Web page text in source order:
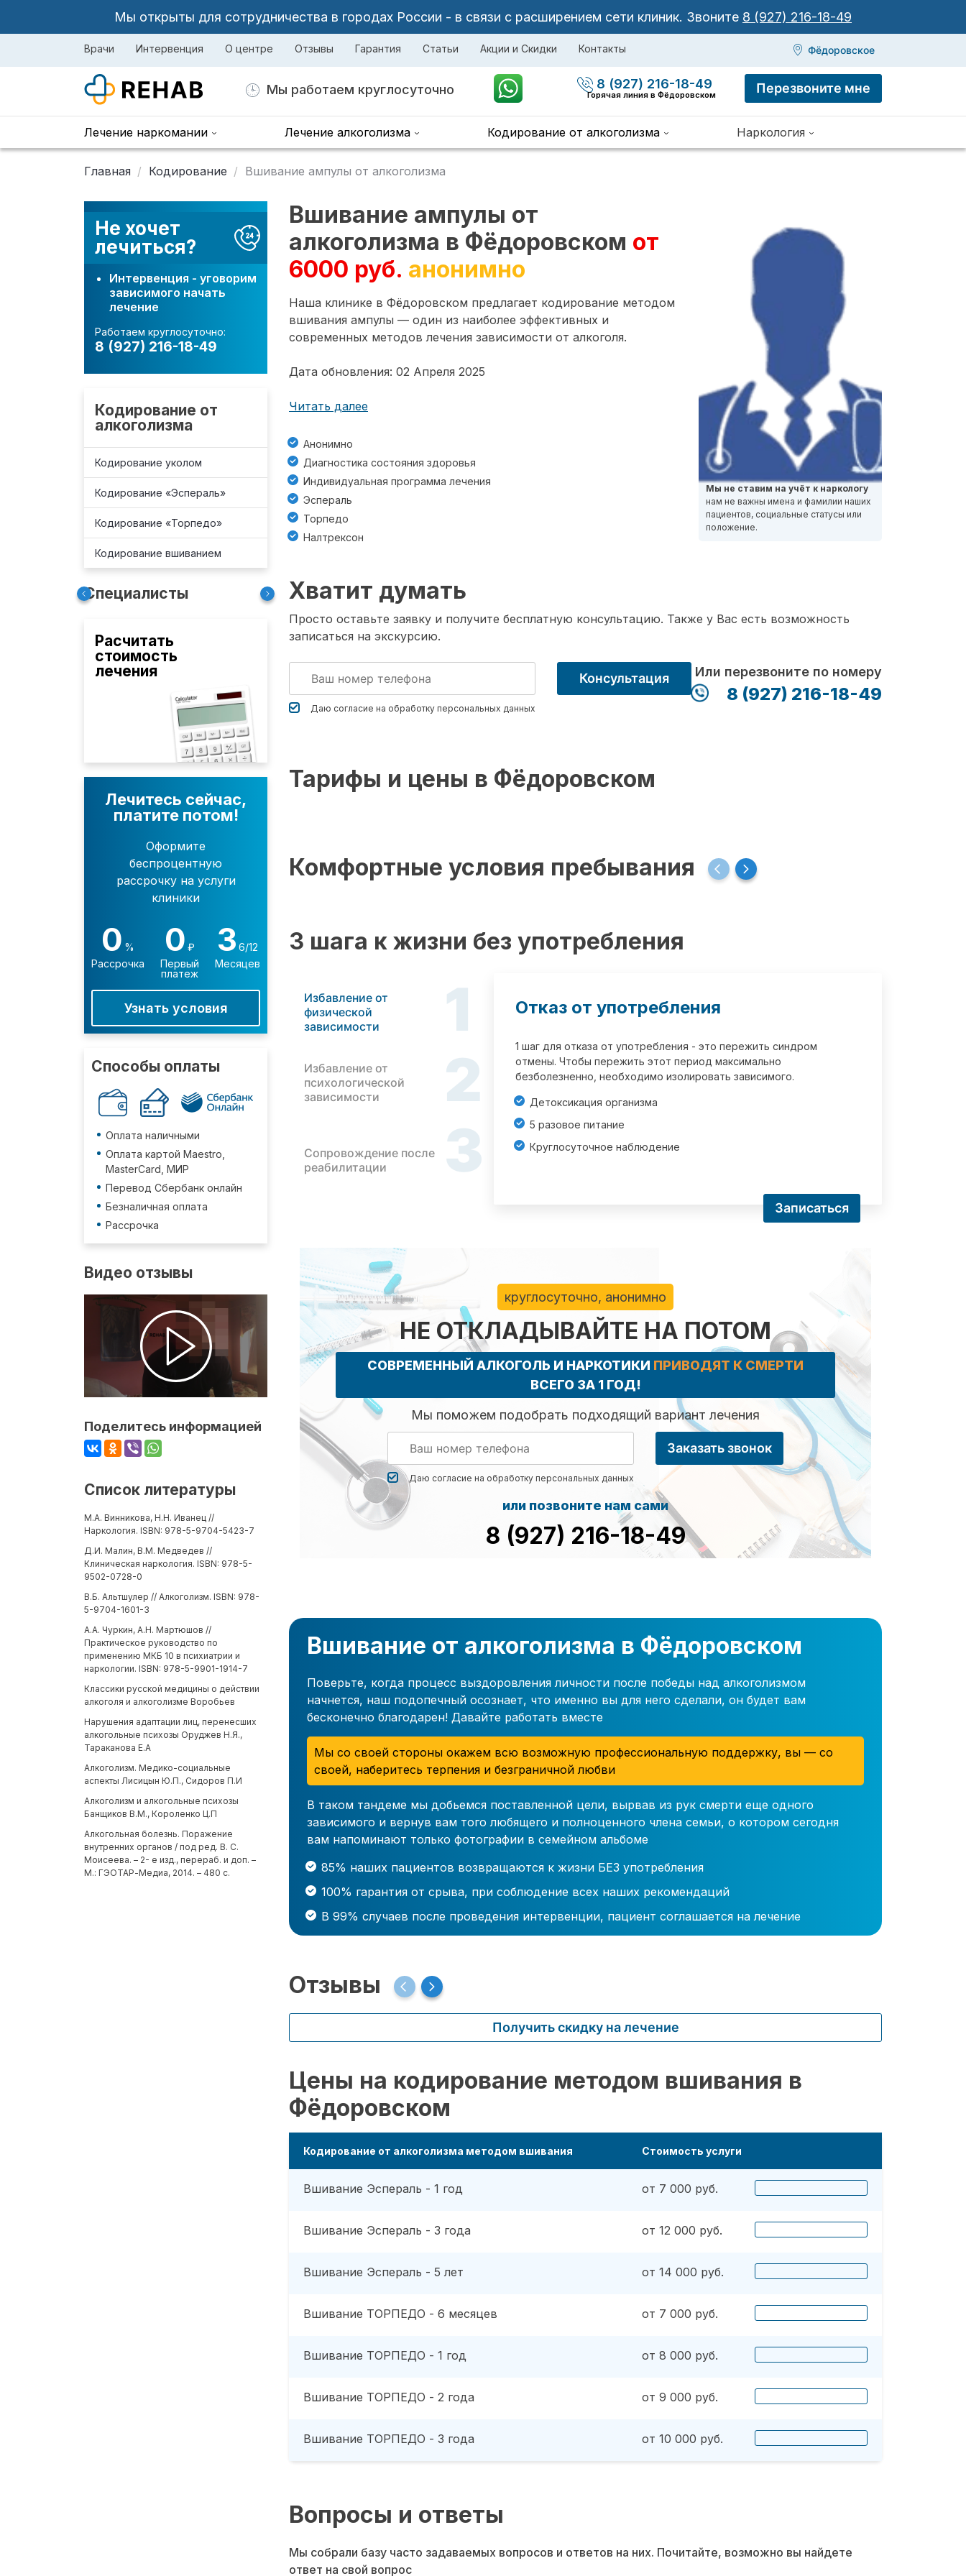
Мы открыты для сотрудничества в городах России - в связи с расширением сети клиник. Звоните 8 (927) 216-18-49
Врачи Интервенция О центре Отзывы Гарантия Статьи Акции и Скидки Контакты Фёдоровское
Мы работаем круглосуточно 8 (927) 216-18-49
Горячая линия в Фёдоровском Перезвоните мне
Лечение наркомании Лечение алкоголизма Кодирование от алкоголизма Наркология
Главная Кодирование Вшивание ампулы от алкоголизма
Не хочет
лечиться?
Интервенция - уговорим
зависимого начать
лечение
Работаем круглосуточно:
8 (927) 216-18-49
Кодирование от
алкоголизма
Кодирование уколом
Кодирование «Эспераль»
Кодирование «Торпедо»
Кодирование вшиванием
Специалисты
Расчитать
стоимость
лечения
Лечитесь сейчас,
платите потом!
Оформите
беспроцентную
рассрочку на услуги
клиники
0 %
Рассрочка
0 ₽
Первый
платеж
3 6/12
Месяцев
Узнать условия
Способы оплаты
Оплата наличными
Оплата картой Maestro,
MasterCard, МИР
Перевод Сбербанк онлайн
Безналичная оплата
Рассрочка
Видео отзывы
Поделитесь информацией
Список литературы
М.А. Винникова, Н.Н. Иванец //
Наркология. ISBN: 978-5-9704-5423-7
Д.И. Малин, В.М. Медведев //
Клиническая наркология. ISBN: 978-5-
9502-0728-0
В.Б. Альтшулер // Алкоголизм. ISBN: 978-
5-9704-1601-3
А.А. Чуркин, А.Н. Мартюшов //
Практическое руководство по
применению МКБ 10 в психиатрии и
наркологии. ISBN: 978-5-9901-1914-7
Классики русской медицины о действии
алкоголя и алкоголизме Воробьев
Нарушения адаптации лиц, перенесших
алкогольные психозы Оруджев Н.Я.,
Тараканова Е.А
Алкоголизм. Медико-социальные
аспекты Лисицын Ю.П., Сидоров П.И
Алкоголизм и алкогольные психозы
Банщиков В.М., Короленко Ц.П
Алкогольная болезнь. Поражение
внутренних органов / под ред. В. С.
Моисеева. – 2- е изд., перераб. и доп. –
М.: ГЭОТАР-Медиа, 2014. – 480 с.
Вшивание ампулы от
алкоголизма в Фёдоровском от
6000 руб. анонимно
Наша клинике в Фёдоровском предлагает кодирование методом
вшивания ампулы — один из наиболее эффективных и
современных методов лечения зависимости от алкоголя.
Дата обновления: 02 Апреля 2025
Читать далее
Анонимно
Диагностика состояния здоровья
Индивидуальная программа лечения
Эспераль
Торпедо
Налтрексон
Мы не ставим на учёт к наркологу
нам не важны имена и фамилии наших
пациентов, социальные статусы или
положение.
Хватит думать
Просто оставьте заявку и получите бесплатную консультацию. Также у Вас есть возможность
записаться на экскурсию.
Даю согласие на обработку персональных данных
Консультация Или перезвоните по номеру
8 (927) 216-18-49
Тарифы и цены в Фёдоровском
Комфортные условия пребывания
3 шага к жизни без употребления
Избавление от
физической
зависимости
1
Избавление от
психологической
зависимости
2
Сопровождение после
реабилитации
3
Отказ от употребления
1 шаг для отказа от употребления - это пережить синдром
отмены. Чтобы пережить этот период максимально
безболезненно, необходимо изолировать зависимого.
Детоксикация организма
5 разовое питание
Круглосуточное наблюдение
Записаться
круглосуточно, анонимно
НЕ ОТКЛАДЫВАЙТЕ НА ПОТОМ
СОВРЕМЕННЫЙ АЛКОГОЛЬ И НАРКОТИКИ ПРИВОДЯТ К СМЕРТИ
ВСЕГО ЗА 1 ГОД!
Мы поможем подобрать подходящий вариант лечения
Даю согласие на обработку персональных данных
Заказать звонок
или позвоните нам сами
8 (927) 216-18-49
Вшивание от алкоголизма в Фёдоровском
Поверьте, когда процесс выздоровления личности после победы над алкоголизмом
начнется, наш подопечный осознает, что именно вы для него сделали, он будет вам
бесконечно благодарен! Давайте работать вместе
Мы со своей стороны окажем всю возможную профессиональную поддержку, вы — со
своей, наберитесь терпения и безграничной любви
В таком тандеме мы добьемся поставленной цели, вырвав из рук смерти еще одного
зависимого и вернув вам того любящего и полноценного члена семьи, о котором сегодня
вам напоминают только фотографии в семейном альбоме
85% наших пациентов возвращаются к жизни БЕЗ употребления
100% гарантия от срыва, при соблюдение всех наших рекомендаций
В 99% случаев после проведения интервенции, пациент соглашается на лечение
Отзывы
Получить скидку на лечение
Цены на кодирование методом вшивания в
Фёдоровском
Кодирование от алкоголизма методом вшивания Стоимость услуги
Вшивание Эспераль - 1 год от 7 000 руб.
Вшивание Эспераль - 3 года от 12 000 руб.
Вшивание Эспераль - 5 лет от 14 000 руб.
Вшивание ТОРПЕДО - 6 месяцев от 7 000 руб.
Вшивание ТОРПЕДО - 1 год от 8 000 руб.
Вшивание ТОРПЕДО - 2 года от 9 000 руб.
Вшивание ТОРПЕДО - 3 года от 10 000 руб.
Вопросы и ответы
Мы собрали базу часто задаваемых вопросов и ответов на них. Почитайте, возможно вы найдете
ответ на свой вопрос